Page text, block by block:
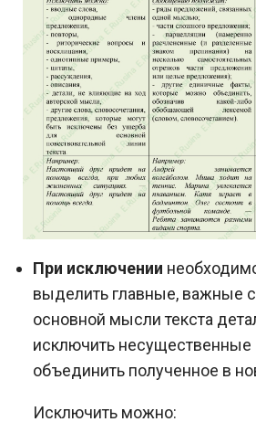
При исключении
выделить главные, важные
основной мысли текста
исключить несущественные
объединить полученное в
Исключить можно: